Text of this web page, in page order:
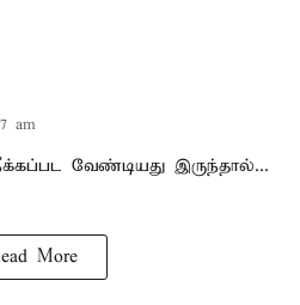
am
வேண்டியது இருந்தால்...
More